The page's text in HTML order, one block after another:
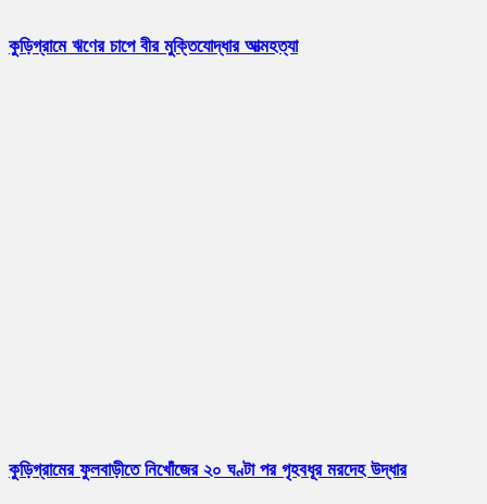
কুড়িগ্রামে ঋণের চাপে বীর মুক্তিযোদ্ধার আত্মহত্যা
কুড়িগ্রামের ফুলবাড়ীতে নিখোঁজের ২০ ঘণ্টা পর গৃহবধূর মরদেহ উদ্ধার